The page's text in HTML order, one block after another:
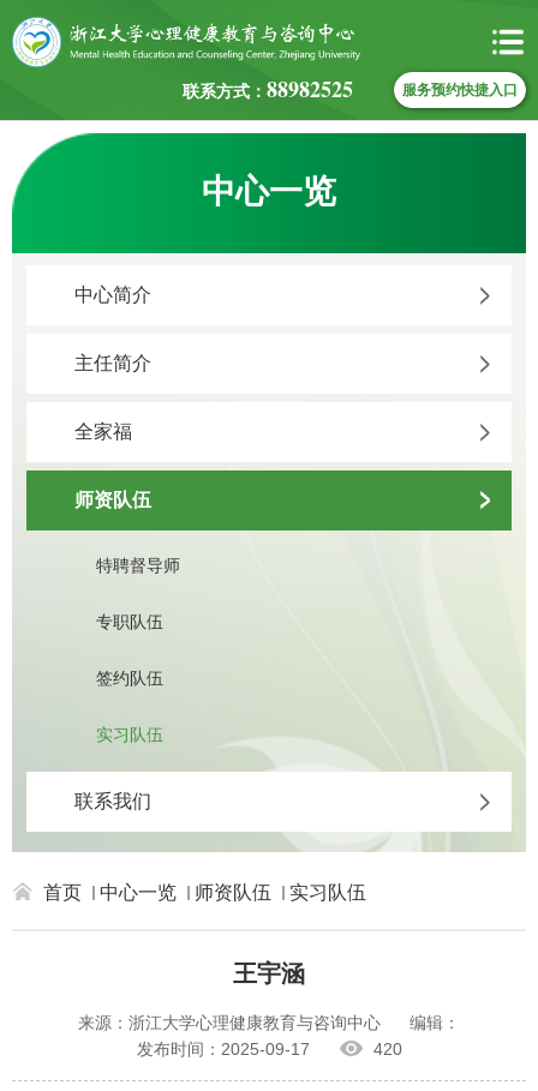
服务预约快捷入口
联系方式： 88982525
中心一览
中心简介
主任简介
全家福
师资队伍
特聘督导师
专职队伍
签约队伍
实习队伍
联系我们
首页 中心一览 师资队伍 实习队伍
王宇涵
来源：浙江大学心理健康教育与咨询中心
编辑：
发布时间：2025-09-17
420